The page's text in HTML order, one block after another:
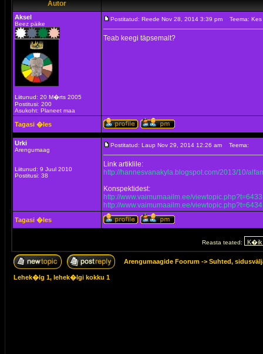
Autor
Aksel
Beez päike
Liitunud: 20 M�rts 2005
Postitusi: 200
Asukoht: Planeet maa
Postitatud: Reede Nov 28, 2014 3:39 pm Teema:
Teab keegi täpsemalt?
Tagasi �les
Urki
Arengumaag
Liitunud: 9 Juul 2010
Postitusi: 38
Postitatud: Laup Nov 29, 2014 12:26 am Teema:
Link artiklile:
http://hannesvanakyla.blogspot.com/2013/10/
Konspektidest:
http://www.vaimumaailm.ee/viewtopic.php?t=6433
http://www.vaimumaailm.ee/viewtopic.php?t=6434
Tagasi �les
Reasta teated:
Arengumaagide Foorum -> Suhted,
Lehek�lg 1, lehek�lgi kokku 1